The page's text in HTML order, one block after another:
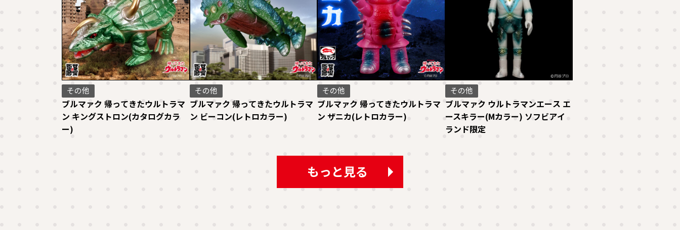
その他
ブルマァク 帰ってきたウルトラマ
ン キングストロン(カタログカラ
ー)
その他
ブルマァク 帰ってきたウルトラマ
ン ビーコン(レトロカラー)
その他
ブルマァク 帰ってきたウルトラマ
ン ザニカ(レトロカラー)
その他
ブルマァク ウルトラマンエース エ
ースキラー(Mカラー) ソフビアイ
ランド限定
もっと見る